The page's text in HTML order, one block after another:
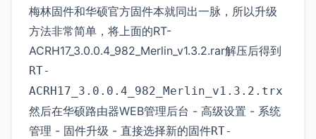
梅林固件和华硕官方固件本就同出一脉，所以升级
方法非常简单，将上面的RT-
ACRH17_3.0.0.4_982_Merlin_v1.3.2.rar解压后得到
RT-
ACRH17_3.0.0.4_982_Merlin_v1.3.2.trx
然后在华硕路由器WEB管理后台 - 高级设置 - 系统
管理 - 固件升级 - 直接选择新的固件RT-